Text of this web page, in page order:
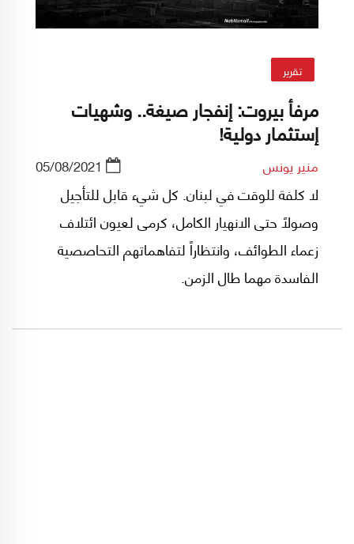
تقرير
مرفأ بيروت: إنفجار صيغة.. وشهيات
إستثمار دولية!
منير يونس 05/08/2021
لا كلفة للوقت في لبنان. كل شيء قابل للتأجيل
وصولاً حتى الانهيار الكامل، كرمى لعيون ائتلاف
زعماء الطوائف، وانتظاراً لتفاهماتهم التحاصصية
الفاسدة مهما طال الزمن.